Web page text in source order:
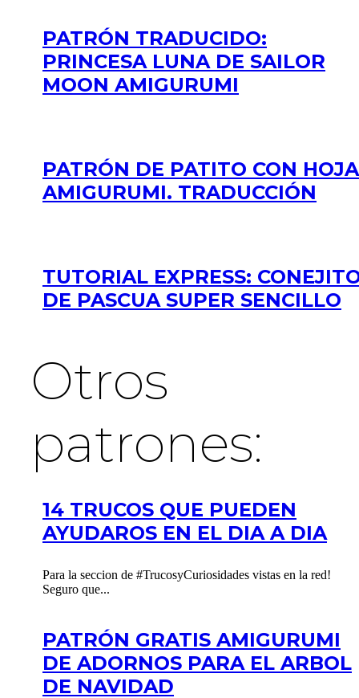
PATRÓN TRADUCIDO:
PRINCESA LUNA DE SAILOR
MOON AMIGURUMI
PATRÓN DE PATITO CON HOJA
AMIGURUMI. TRADUCCIÓN
TUTORIAL EXPRESS:
DE PASCUA SUPER SENCILLO
Otros
patrones:
14 TRUCOS QUE PUEDEN
AYUDAROS EN EL DIA A DIA
Para la seccion de #TrucosyCuriosidades vistas en la red!
Seguro que...
PATRÓN GRATIS AMIGURUMI
DE ADORNOS PARA EL ARBOL
DE NAVIDAD